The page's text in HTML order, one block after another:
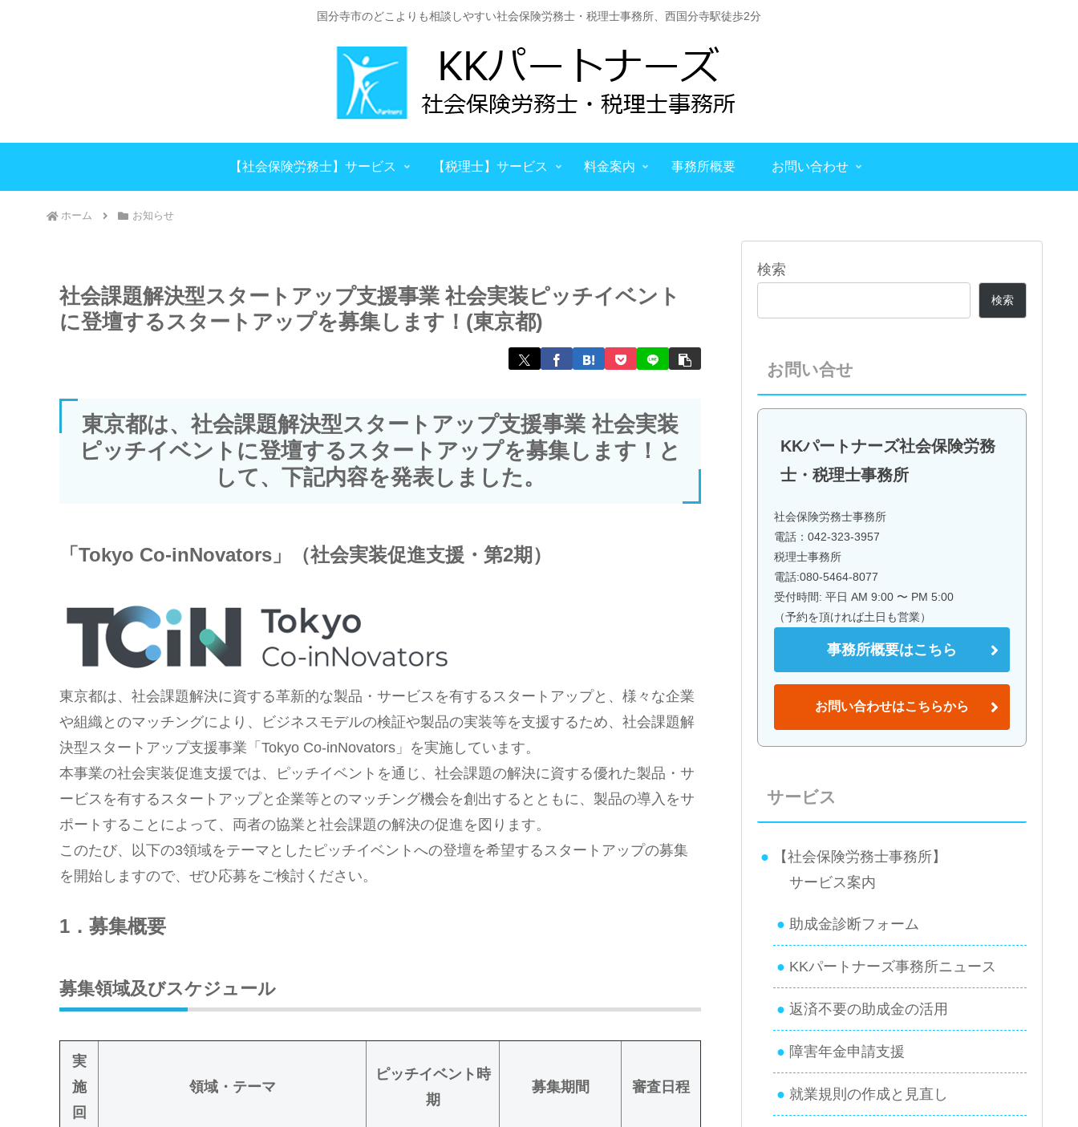
国分寺市のどこよりも相談しやすい社会保険労務士・税理士事務所、西国分寺駅徒歩2分
【社会保険労務士】サービス 【税理士】サービス 料金案内 事務所概要 お問い合わせ
ホーム お知らせ
社会課題解決型スタートアップ支援事業 社会実装ピッチイベント
に登壇するスタートアップを募集します！(東京都)
東京都は、社会課題解決型スタートアップ支援事業 社会実装
ピッチイベントに登壇するスタートアップを募集します！と
して、下記内容を発表しました。
「Tokyo Co-inNovators」（社会実装促進支援・第2期）
東京都は、社会課題解決に資する革新的な製品・サービスを有するスタートアップと、様々な企業
や組織とのマッチングにより、ビジネスモデルの検証や製品の実装等を支援するため、社会課題解
決型スタートアップ支援事業「Tokyo Co-inNovators」を実施しています。
本事業の社会実装促進支援では、ピッチイベントを通じ、社会課題の解決に資する優れた製品・サ
ービスを有するスタートアップと企業等とのマッチング機会を創出するとともに、製品の導入をサ
ポートすることによって、両者の協業と社会課題の解決の促進を図ります。
このたび、以下の3領域をテーマとしたピッチイベントへの登壇を希望するスタートアップの募集
を開始しますので、ぜひ応募をご検討ください。
1．募集概要
募集領域及びスケジュール
実
施
回
領域・テーマ
ピッチイベント時
期
募集期間 審査日程
検索
検索
お問い合せ
KKパートナーズ社会保険労務
士・税理士事務所
社会保険労務士事務所
電話：042-323-3957
税理士事務所
電話:080-5464-8077
受付時間: 平日 AM 9:00 〜 PM 5:00
（予約を頂ければ土日も営業）
事務所概要はこちら
お問い合わせはこちらから
サービス
【社会保険労務士事務所】
サービス案内
助成金診断フォーム
KKパートナーズ事務所ニュース
返済不要の助成金の活用
障害年金申請支援
就業規則の作成と見直し